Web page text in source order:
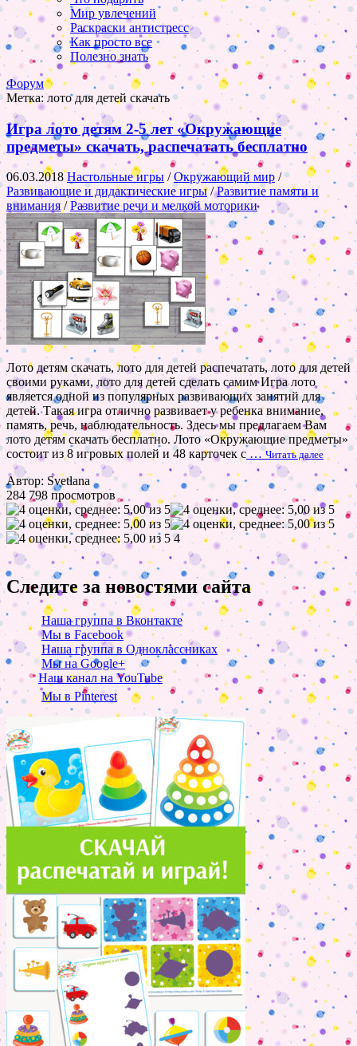
Мир увлечений
Раскраски антистресс
Как просто все
Полезно знать
Форум
Метка:лото для детей скачать
Игра лото детям 2-5 лет «Окружающие
предметы» скачать, распечатать бесплатно
06.03.2018Настольные игры /Окружающий мир /
Развивающие и дидактические игры/Развитие памяти и
внимания/Развитие речи и мелкой моторики
Лото детям скачать, лото для детей распечатать, лото для детей
своими руками, лото для детей сделать самим Игра лото
является одной из популярных развивающих занятий для
детей. Такая игра отлично развивает у ребенка внимание,
память, речь, наблюдательность. Здесь мы предлагаем Вам
лото детям скачать бесплатно. Лото «Окружающие предметы»
состоит из 8 игровых полей и 48 карточек с…Читать далее
Автор: Svetlana
284 798 просмотров
4
Следите за новостями сайта
Наша группа в Вконтакте
Мы в Facebook
Наша группа в Одноклассниках
Мы на Google+
Наш канал на YouTube
Мы в Pinterest